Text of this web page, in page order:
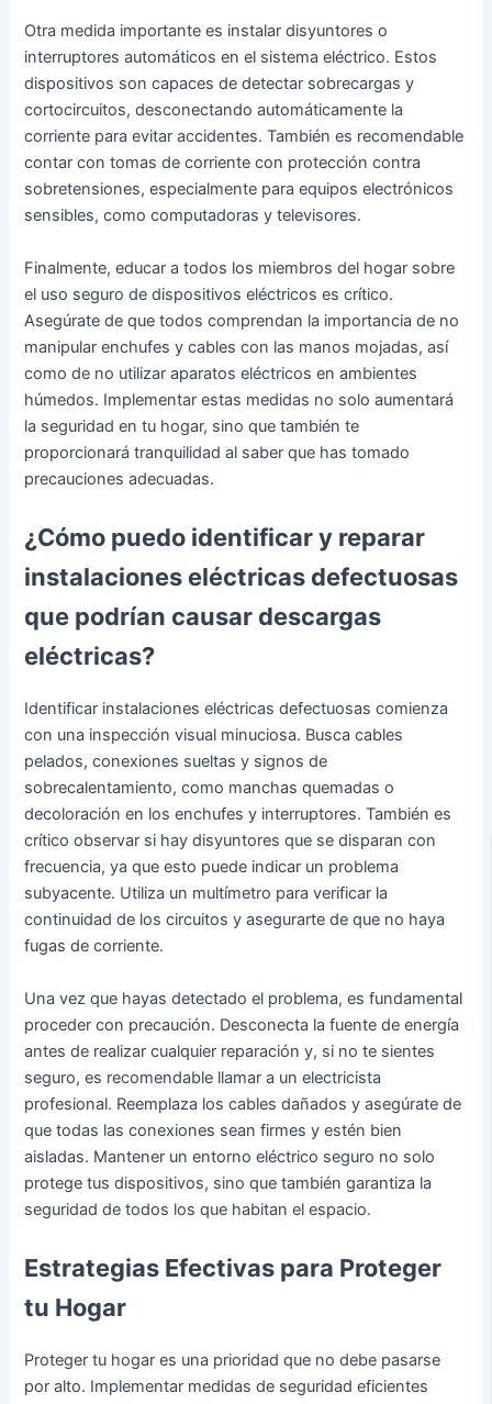
Otra medida importante es instalar disyuntores o
interruptores automáticos en el sistema eléctrico. Estos
dispositivos son capaces de detectar sobrecargas y
cortocircuitos, desconectando automáticamente la
corriente para evitar accidentes. También es recomendable
contar con tomas de corriente con protección contra
sobretensiones, especialmente para equipos electrónicos
sensibles, como computadoras y televisores.
Finalmente, educar a todos los miembros del hogar sobre
el uso seguro de dispositivos eléctricos es crítico.
Asegúrate de que todos comprendan la importancia de no
manipular enchufes y cables con las manos mojadas, así
como de no utilizar aparatos eléctricos en ambientes
húmedos. Implementar estas medidas no solo aumentará
la seguridad en tu hogar, sino que también te
proporcionará tranquilidad al saber que has tomado
precauciones adecuadas.
¿Cómo puedo identificar y reparar
instalaciones eléctricas defectuosas
que podrían causar descargas
eléctricas?
Identificar instalaciones eléctricas defectuosas comienza
con una inspección visual minuciosa. Busca cables
pelados, conexiones sueltas y signos de
sobrecalentamiento, como manchas quemadas o
decoloración en los enchufes y interruptores. También es
crítico observar si hay disyuntores que se disparan con
frecuencia, ya que esto puede indicar un problema
subyacente. Utiliza un multímetro para verificar la
continuidad de los circuitos y asegurarte de que no haya
fugas de corriente.
Una vez que hayas detectado el problema, es fundamental
proceder con precaución. Desconecta la fuente de energía
antes de realizar cualquier reparación y, si no te sientes
seguro, es recomendable llamar a un electricista
profesional. Reemplaza los cables dañados y asegúrate de
que todas las conexiones sean firmes y estén bien
aisladas. Mantener un entorno eléctrico seguro no solo
protege tus dispositivos, sino que también garantiza la
seguridad de todos los que habitan el espacio.
Estrategias Efectivas para Proteger
tu Hogar
Proteger tu hogar es una prioridad que no debe pasarse
por alto. Implementar medidas de seguridad eficientes